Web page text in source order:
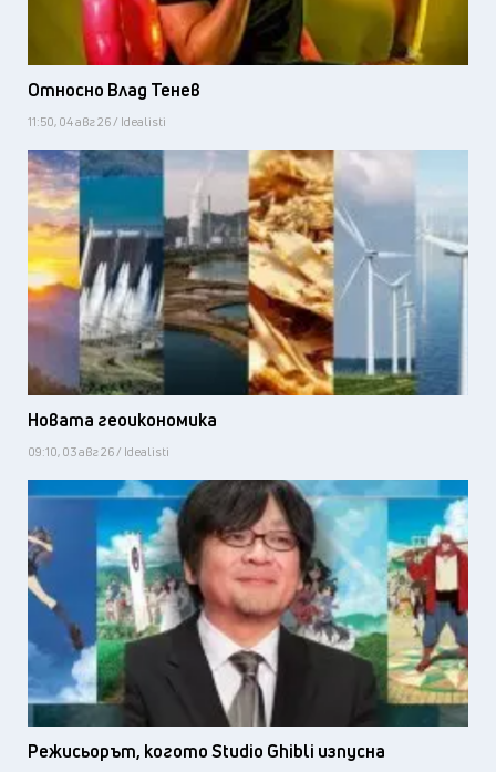
Относно Влад Тенев
11:50, 04 авг 26 / Idealisti
Новата геоикономика
09:10, 03 авг 26 / Idealisti
Режисьорът, когото Studio Ghibli изпусна